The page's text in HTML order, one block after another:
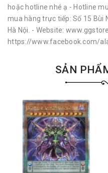
hoặc hotline nhé ạ - Hotline
mua hàng trực tiếp: Số 15 Bùi
Hà Nội. - Website:
https://www.facebook.com/
SẢN